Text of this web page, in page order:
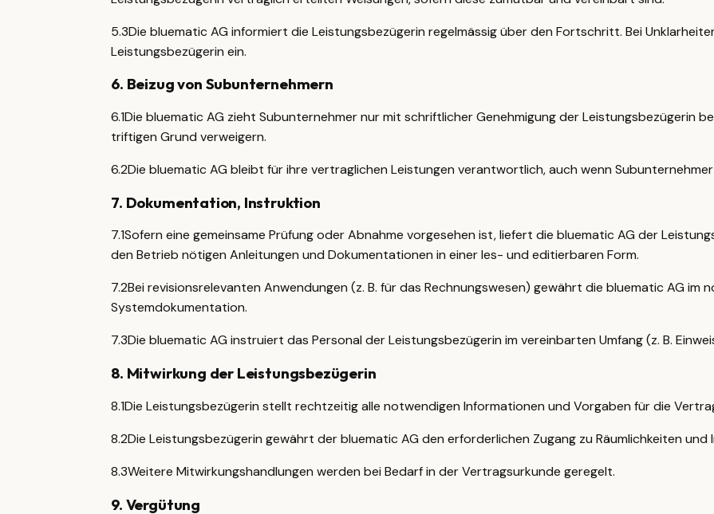
5.3Die bluematic AG informiert die Leistungsbezügerin regelmässig über den Fortschritt. Bei
Leistungsbezügerin ein.
6. Beizug von Subunternehmern
6.1Die bluematic AG zieht Subunternehmer nur mit schriftlicher Genehmigung der Leistungsbezügerin
triftigen Grund verweigern.
6.2Die bluematic AG bleibt für ihre vertraglichen Leistungen verantwortlich, auch wenn
7. Dokumentation, Instruktion
7.1Sofern eine gemeinsame Prüfung oder Abnahme vorgesehen ist, liefert die bluematic AG der
den Betrieb nötigen Anleitungen und Dokumentationen in einer les- und editierbaren Form.
7.2Bei revisionsrelevanten Anwendungen (z. B. für das Rechnungswesen) gewährt die bluematic AG im
Systemdokumentation.
7.3Die bluematic AG instruiert das Personal der Leistungsbezügerin im vereinbarten Umfang (z. B.
8. Mitwirkung der Leistungsbezügerin
8.1Die Leistungsbezügerin stellt rechtzeitig alle notwendigen Informationen und Vorgaben für die
8.2Die Leistungsbezügerin gewährt der bluematic AG den erforderlichen Zugang zu Räumlichkeiten und
8.3Weitere Mitwirkungshandlungen werden bei Bedarf in der Vertragsurkunde geregelt.
9. Vergütung